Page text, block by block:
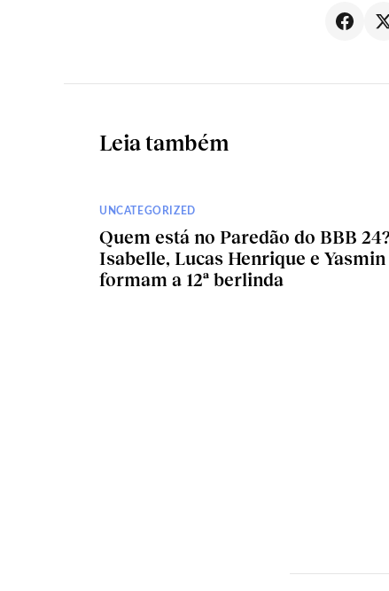
Leia também
UNCATEGORIZED
Quem está no Paredão do BBB
Isabelle, Lucas Henrique e Yasmin
formam a 12ª berlinda